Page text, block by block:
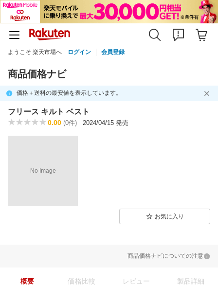
ようこそ 楽天市場へ ログイン 会員登録
商品価格ナビ
価格＋送料の最安値を表示しています。
フリース キルト ベスト
0.00 (0件) 2024/04/15 発売
No Image
お気に入り
商品価格ナビについての注意
概要 価格比較 レビュー 製品詳細